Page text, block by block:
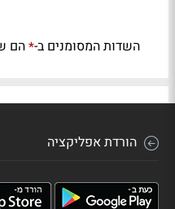
השדות המסומנים ב-*הם
הורדת אפליקציה